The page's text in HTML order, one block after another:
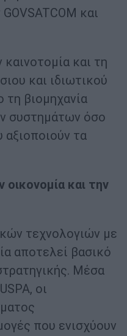
και
και τη
και ιδιωτικού
τη βιομηχανία
συστημάτων όσο
αξιοποιούν τα
και την
τεχνολογιών με
αποτελεί βασικό
Μέσα
οι
που ενισχύουν